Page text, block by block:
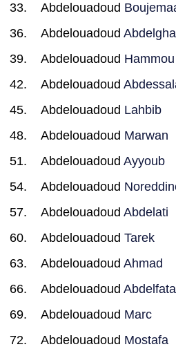
Abdelouadoud
Abdelouadoud
Abdelouadoud Hammou
Abdelouadoud
Abdelouadoud Lahbib
Abdelouadoud Marwan
AbdelouadoudAyyoub
Abdelouadoud
AbdelouadoudAbdelati
AbdelouadoudTarek
AbdelouadoudAhmad
Abdelouadoud
Abdelouadoud Marc
Abdelouadoud Mostafa